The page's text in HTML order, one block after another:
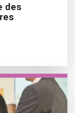
des